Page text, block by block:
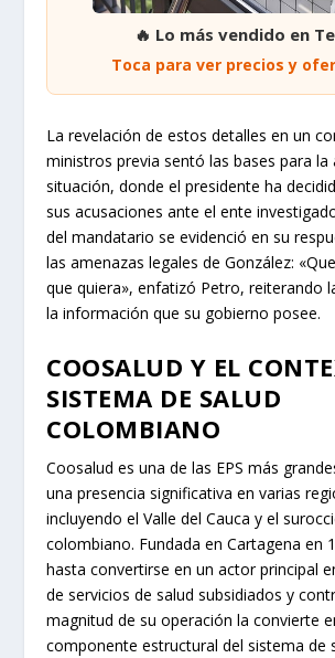
🔥 Lo más vendido en
Toca para ver precios y
La revelación de estos detalles en un
ministros previa sentó las bases para la
situación, donde el presidente ha
sus acusaciones ante el ente
del mandatario se evidenció en su
las amenazas legales de González:
que quiera», enfatizó Petro, reiterando
la información que su gobierno posee.
COOSALUD Y EL
SISTEMA DE SALUD
COLOMBIANO
Coosalud es una de las EPS más
una presencia significativa en varias
incluyendo el Valle del Cauca y el
colombiano. Fundada en Cartagena en
hasta convertirse en un actor principal
de servicios de salud subsidiados y
magnitud de su operación la convierte
componente estructural del sistema de